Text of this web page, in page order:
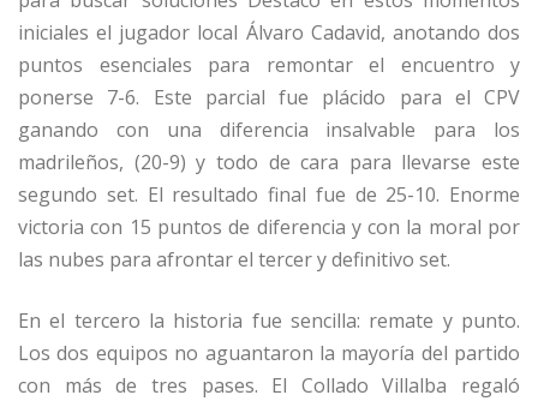
iniciales el jugador local Álvaro Cadavid, anotando dos
puntos esenciales para remontar el encuentro y
ponerse 7-6. Este parcial fue plácido para el CPV
ganando con una diferencia insalvable para los
madrileños, (20-9) y todo de cara para llevarse este
segundo set. El resultado final fue de 25-10. Enorme
victoria con 15 puntos de diferencia y con la moral por
las nubes para afrontar el tercer y definitivo set.
En el tercero la historia fue sencilla: remate y punto.
Los dos equipos no aguantaron la mayoría del partido
con más de tres pases. El Collado Villalba regaló